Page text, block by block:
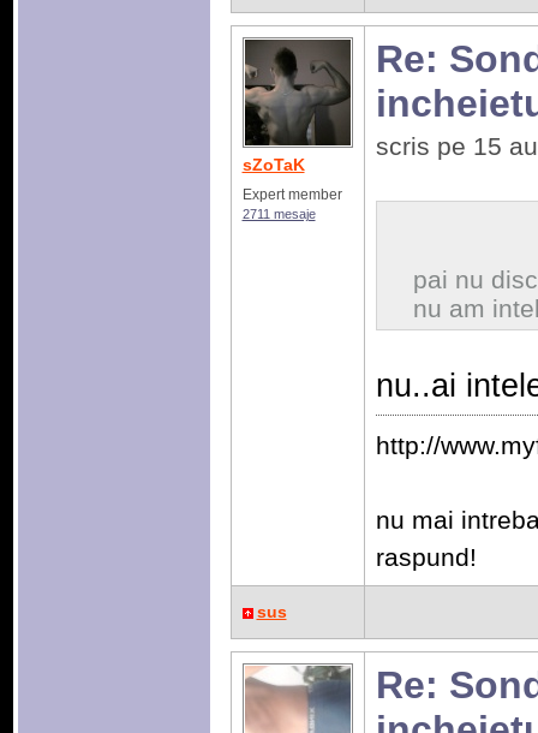
sZoTaK
Expert member
2711 mesaje
Re:
scris pe 15
pai nu
nu am
nu..ai
http://
nu mai
raspund!
sus
Re: